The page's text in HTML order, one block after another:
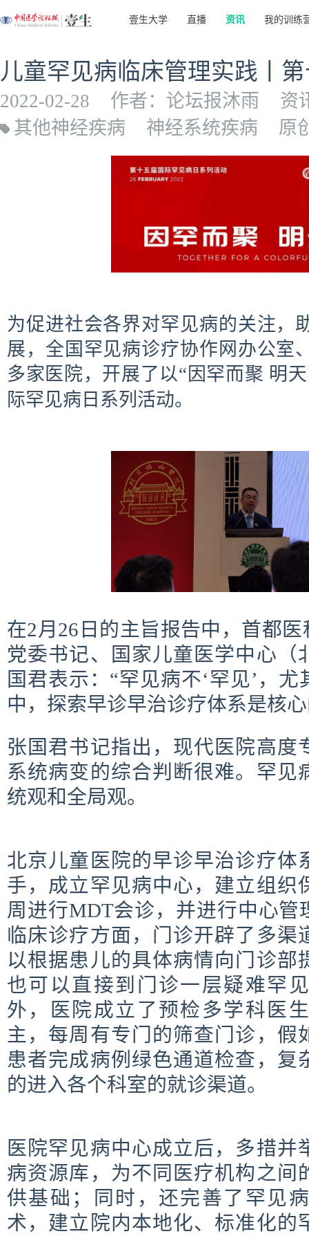
壹生大学 直播 资讯 我的训练
儿童罕见病临床管理实践丨
2022-02-28 作者：论坛报沐雨
资
其他神经疾病
神经系统疾病 原
为促进社会各界对罕见病的关注，
展，全国罕见病诊疗协作网办公室
多家医院，开展了以“因罕而聚 明
际罕见病日系列活动。
在2月26日的主旨报告中 ，首都
党委书记、国家儿童医学中心（
国君表示：“罕见病不‘罕见’，
中，探索早诊早治诊疗体系是核
张国君书记指出，现代医院高度
系统病变的综合判断很难。罕见
统观和全局观。
北京儿童医院的早诊早治诊疗体
手，成立罕见病中心，建立组织
周进行MDT会诊，并进行中心管
临床诊疗方面，门诊开辟了多渠
以根据患儿的具体病情向门诊部
也可以直接到门诊一层疑难罕
外，医院成立了预检多学科医
主，每周有专门的筛查门诊，假
患者完成病例绿色通道检查，复
的进入各个科室的就诊渠道。
医院罕见病中心成立后，多措并
病资源库，为不同医疗机构之间
供基础；同时，还完善了罕见
术，建立院内本地化、标准化的